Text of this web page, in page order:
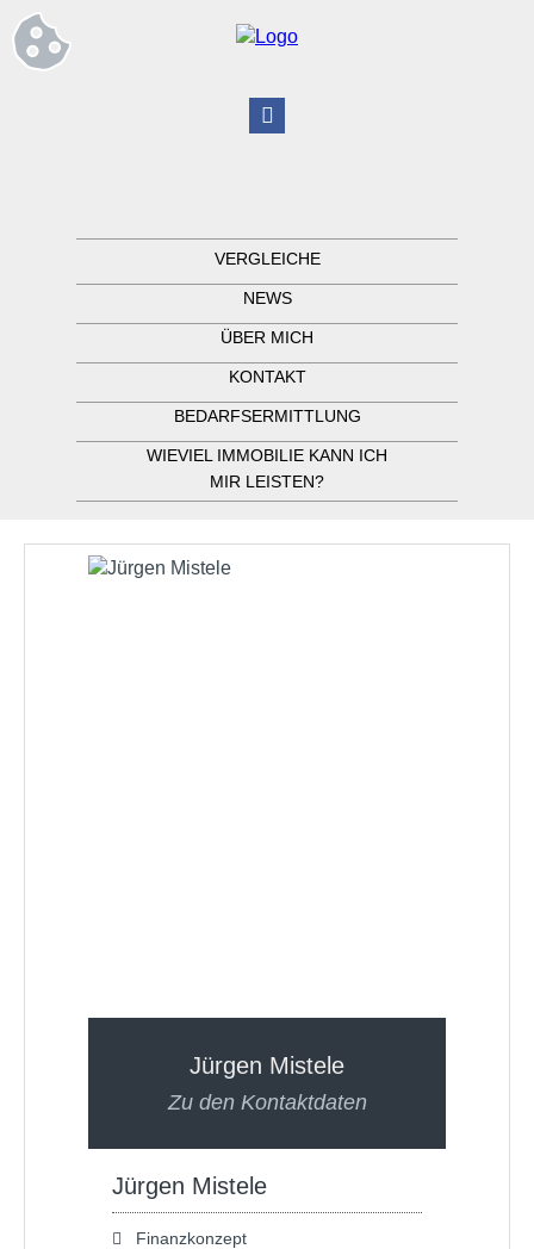
VERGLEICHE
NEWS
ÜBER MICH
KONTAKT
BEDARFSERMITTLUNG
WIEVIEL IMMOBILIE KANN ICH
MIR LEISTEN?
Jürgen Mistele
Zu den Kontaktdaten
Jürgen Mistele
Finanzkonzept